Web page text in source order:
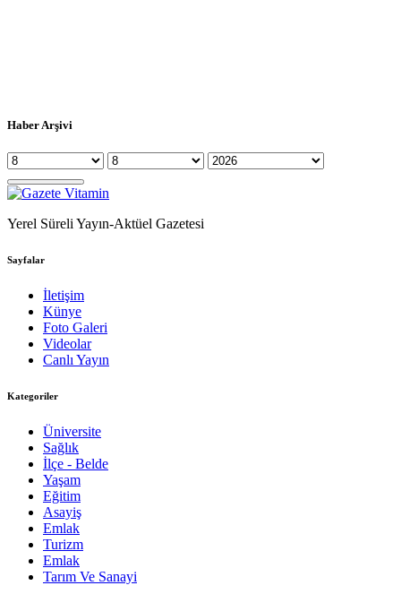
Haber Arşivi
Yerel Süreli Yayın-Aktüel Gazetesi
Sayfalar
İletişim
Künye
Foto Galeri
Videolar
Canlı Yayın
Kategoriler
Üniversite
Sağlık
İlçe - Belde
Yaşam
Eğitim
Asayiş
Emlak
Turizm
Emlak
Tarım Ve Sanayi